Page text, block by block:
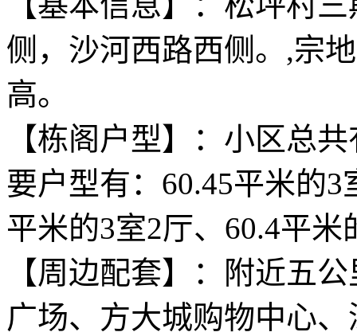
侧，沙河西路西侧。,宗
高。
【栋阁户型】：小区总
要户型有：60.45平米的3
平米的3室2厅、60.4平米
【周边配套】：附近五
广场、方大城购物中心